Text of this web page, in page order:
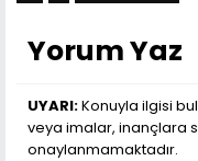
Yorum Yaz
UYARI:Konuyla ilgisi
veya imalar, inançlara
onaylanmamaktadır.